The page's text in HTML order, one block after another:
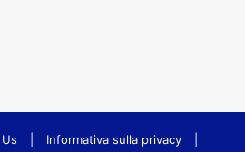
Informativa sulla privacy